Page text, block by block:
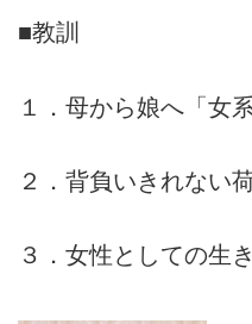
■教訓
１．母から娘へ「女
２．背負いきれない
３．女性としての生